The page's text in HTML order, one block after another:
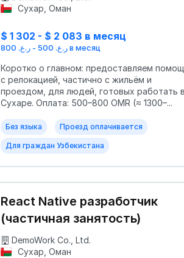
Сухар, Оман
$ 1 302 - $ 2 083 в месяц
ر.ع. 500 - ر.ع. 800 в месяц
Коротко о главном: предоставляем
с релокацией, частично с жильём и
проездом, для людей, готовых работать в
Сухаре. Оплата: 500–800 OMR (≈ 1300–...
Без языка Проезд оплачивается
Для граждан Узбекистана
React Native разработчик
(частичная занятость)
DemoWork Co., Ltd.
Сухар, Оман